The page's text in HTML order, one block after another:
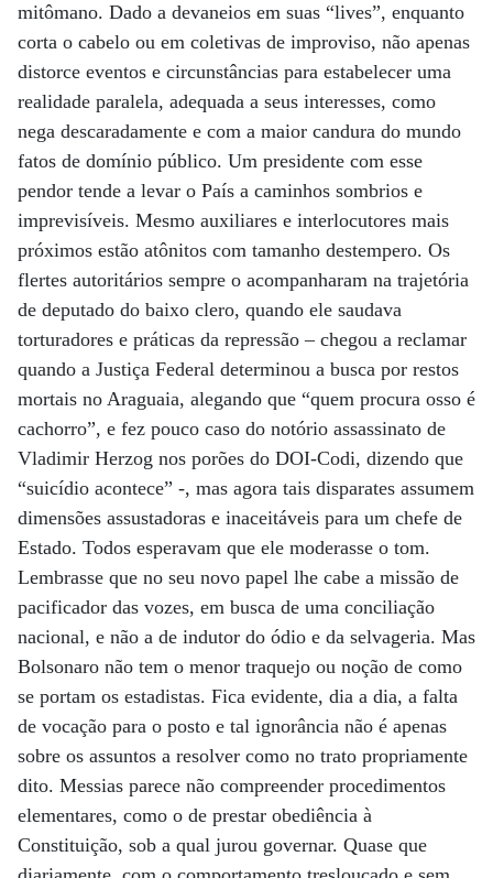
mitômano. Dado a devaneios em suas “lives”, enquanto
corta o cabelo ou em coletivas de improviso, não apenas
distorce eventos e circunstâncias para estabelecer uma
realidade paralela, adequada a seus interesses, como
nega descaradamente e com a maior candura do mundo
fatos de domínio público. Um presidente com esse
pendor tende a levar o País a caminhos sombrios e
imprevisíveis. Mesmo auxiliares e interlocutores mais
próximos estão atônitos com tamanho destempero. Os
flertes autoritários sempre o acompanharam na trajetória
de deputado do baixo clero, quando ele saudava
torturadores e práticas da repressão – chegou a reclamar
quando a Justiça Federal determinou a busca por restos
mortais no Araguaia, alegando que “quem procura osso é
cachorro”, e fez pouco caso do notório assassinato de
Vladimir Herzog nos porões do DOI-Codi, dizendo que
“suicídio acontece” -, mas agora tais disparates assumem
dimensões assustadoras e inaceitáveis para um chefe de
Estado. Todos esperavam que ele moderasse o tom.
Lembrasse que no seu novo papel lhe cabe a missão de
pacificador das vozes, em busca de uma conciliação
nacional, e não a de indutor do ódio e da selvageria. Mas
Bolsonaro não tem o menor traquejo ou noção de como
se portam os estadistas. Fica evidente, dia a dia, a falta
de vocação para o posto e tal ignorância não é apenas
sobre os assuntos a resolver como no trato propriamente
dito. Messias parece não compreender procedimentos
elementares, como o de prestar obediência à
Constituição, sob a qual jurou governar. Quase que